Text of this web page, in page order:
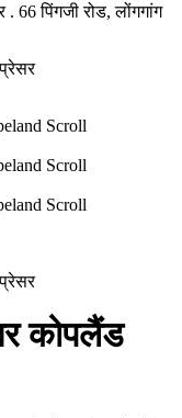
66 पिंगजी रोड, लोंगगांग
कोपलैंड